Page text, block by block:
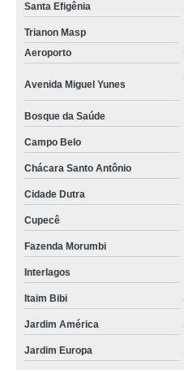
Santa Efigênia
Trianon Masp
Aeroporto
Avenida Miguel Yunes
Bosque da Saúde
Campo Belo
Chácara Santo Antônio
Cidade Dutra
Cupecê
Fazenda Morumbi
Interlagos
Itaim Bibi
Jardim América
Jardim Europa